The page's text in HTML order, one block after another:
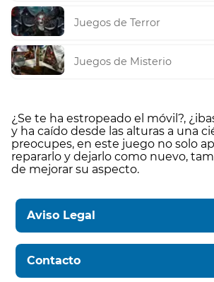
Juegos de Terror
Juegos de Misterio
¿Se te ha estropeado el móvil?,
y ha caído desde las alturas a una
preocupes, en este juego no solo
repararlo y dejarlo como nuevo,
de mejorar su aspecto.
Aviso Legal
Contacto